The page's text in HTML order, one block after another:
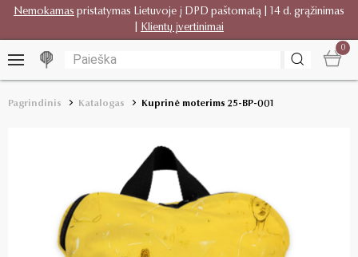
Nemokamas pristatymas Lietuvoje į DPD paštomatą | 14 d. grąžinimas
Klientų įvertinimai
0
Pagrindinis Katalogas Kuprinė moterims 25-BP-001